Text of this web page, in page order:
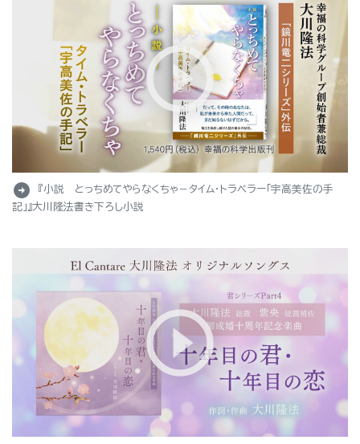
arrow_circle_right
『小説 とっちめてやらなくちゃ－タイム・トラベラー「宇高美佐の手
記」』大川隆法書き下ろし小説